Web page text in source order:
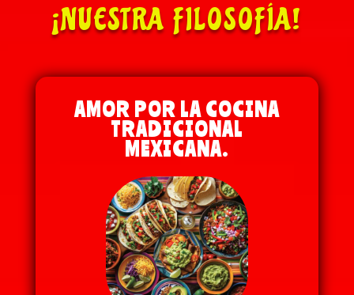
¡NUESTRA FILOSOFÍA!
AMOR POR LA COCINA
TRADICIONAL
MEXICANA.